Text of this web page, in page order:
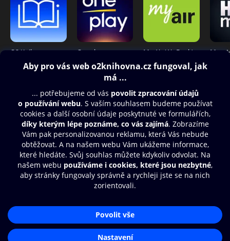
O2 Knihovna Oneplay My Air (Air Bank)
Obsah ke stažení
Moje O2 Knihovna
Další zábava
© O2 Czech Republic a.s.
Přístupnost
Zásady zpracování osobních údajůAplikace O2 Knihovna
Čti a poslouchej své e-knihy a